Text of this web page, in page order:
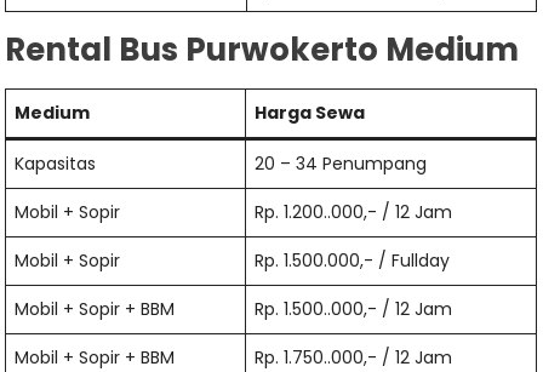
Rental Bus Purwokerto Medium
Medium Harga Sewa
Kapasitas
20 – 34 Penumpang
Mobil + Sopir
Rp. 1.200..000,- / 12 Jam
Mobil + Sopir
Rp. 1.500.000,- / Fullday
Mobil + Sopir + BBM
Rp. 1.500..000,- / 12 Jam
Mobil + Sopir + BBM
Rp. 1.750..000,- / 12 Jam